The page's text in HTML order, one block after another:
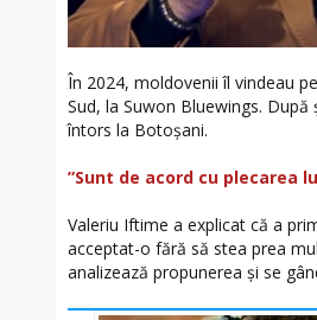
În 2024, moldovenii îl vindeau
Sud, la Suwon Bluewings.
întors la Botoșani.
”Sunt de acord cu plecarea
Valeriu Iftime a explicat că a
acceptat-o fără să stea prea
analizează propunerea și se